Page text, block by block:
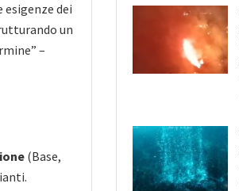
esigenze dei
un
–
(Base,